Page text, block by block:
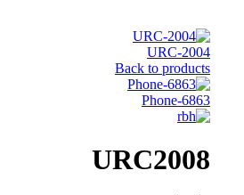
URC-2004
Back to products
6863-Phone
URC2008